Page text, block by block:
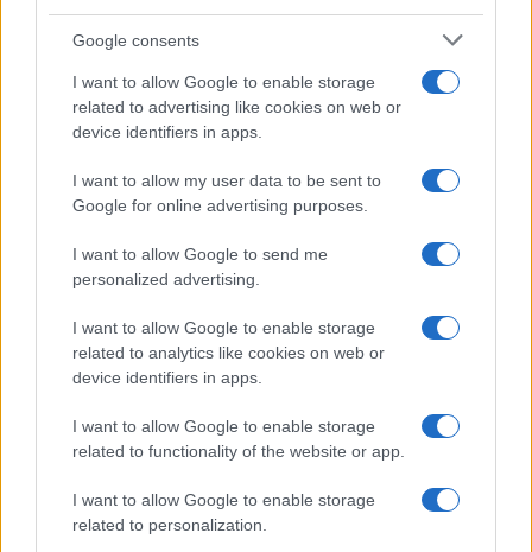
Google consents
I want to allow Google to enable storage
related to advertising like cookies on web or
device identifiers in apps.
I want to allow my user data to be sent to
Google for online advertising purposes.
I want to allow Google to send me
personalized advertising.
I want to allow Google to enable storage
related to analytics like cookies on web or
device identifiers in apps.
I want to allow Google to enable storage
related to functionality of the website or app.
I want to allow Google to enable storage
related to personalization.
ΔΙΕΘΝΗ
CNN: «Σύγκρουση αντιλήψεων» μεταξύ
ΗΠΑ και Ιράν έχει οδηγήσει τις
συνομιλίες για ειρήνευση σε αδιέξοδο
Η Ουάσινγκτον επιδιώκει άμεσες
πυρηνικό της πρόγραμμα, ενώ το Ιράν
επιμένει πρώτα σε πολιτικά και οικονομικά